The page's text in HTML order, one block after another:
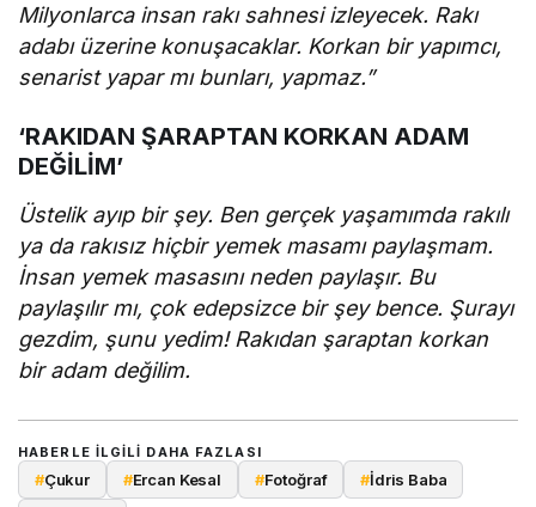
Milyonlarca insan rakı sahnesi izleyecek. Rakı
adabı üzerine konuşacaklar. Korkan bir yapımcı,
senarist yapar mı bunları, yapmaz.”
‘RAKIDAN ŞARAPTAN KORKAN ADAM
DEĞİLİM’
Üstelik ayıp bir şey. Ben gerçek yaşamımda rakılı
ya da rakısız hiçbir yemek masamı paylaşmam.
İnsan yemek masasını neden paylaşır. Bu
paylaşılır mı, çok edepsizce bir şey bence. Şurayı
gezdim, şunu yedim! Rakıdan şaraptan korkan
bir adam değilim.
HABERLE ILGILI DAHA FAZLASI
#Çukur #Ercan Kesal #Fotoğraf #İdris Baba